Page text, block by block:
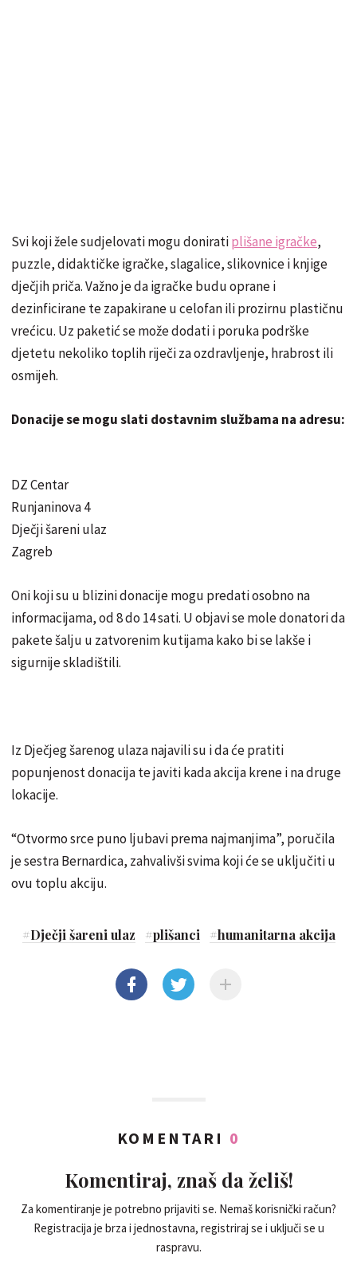
Svi koji žele sudjelovati mogu doniratiplišane igračke,
puzzle, didaktičke igračke, slagalice, slikovnice i knjige
dječjih priča. Važno je da igračke budu oprane i
dezinficirane te zapakirane u celofan ili prozirnu plastičnu
vrećicu. Uz paketić se može dodati i poruka podrške
djetetu nekoliko toplih riječi za ozdravljenje, hrabrost ili
osmijeh.
Donacije se mogu slati dostavnim službama na adresu:
DZ Centar
Runjaninova 4
Dječji šareni ulaz
Zagreb
Oni koji su u blizini donacije mogu predati osobno na
informacijama, od 8 do 14 sati. U objavi se mole donatori da
pakete šalju u zatvorenim kutijama kako bi se lakše i
sigurnije skladištili.
Iz Dječjeg šarenog ulaza najavili su i da će pratiti
popunjenost donacija te javiti kada akcija krene i na druge
lokacije.
“Otvormo srce puno ljubavi prema najmanjima”, poručila
je sestra Bernardica, zahvalivši svima koji će se uključiti u
ovu toplu akciju.
#Dječji šareni ulaz #plišanci #humanitarna akcija
KOMENTARI 0
Komentiraj, znaš da želiš!
Za komentiranje je potrebno prijaviti se. Nemaš korisnički račun?
Registracija je brza i jednostavna, registriraj se i uključi se u
raspravu.